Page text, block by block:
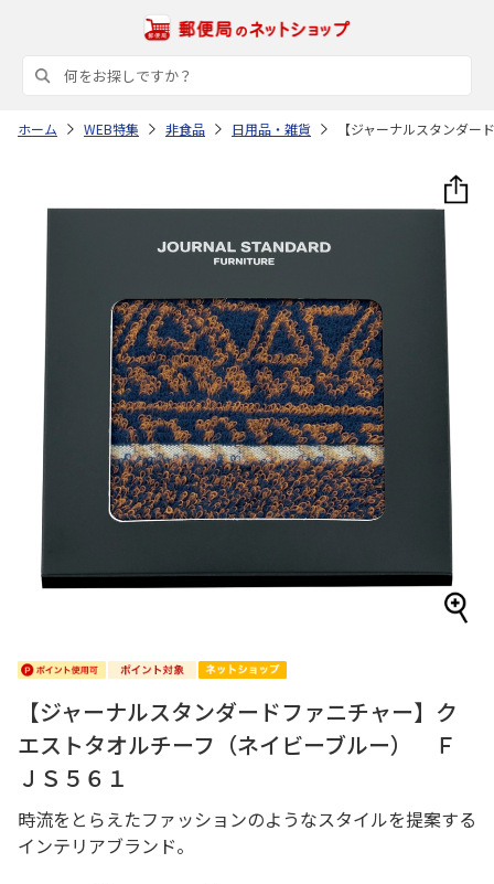
ホーム WEB特集 非食品 日用品・雑貨 【ジャーナルスタンダ
【ジャーナルスタンダードファニチャー】ク
エストタオルチーフ（ネイビーブルー） Ｆ
ＪＳ５６１
時流をとらえたファッションのようなスタイルを提案する
インテリアブランド。